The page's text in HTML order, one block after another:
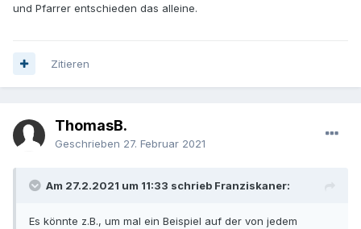
und Pfarrer entschieden das alleine.
Zitieren
ThomasB.
Geschrieben 27. Februar 2021
Am 27.2.2021 um 11:33 schrieb Franziskaner:
Es könnte z.B., um mal ein Beispiel auf der von jedem